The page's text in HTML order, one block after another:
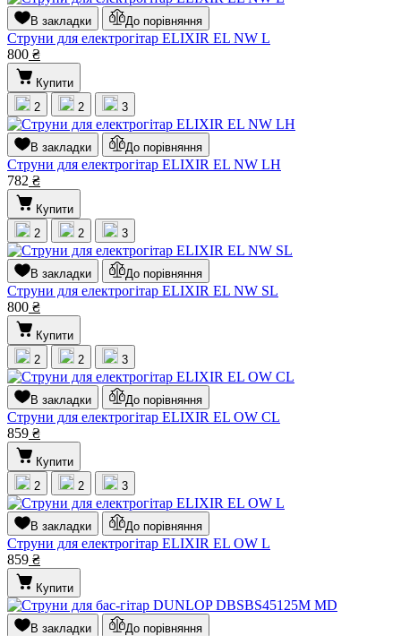
В закладки До порівняння
Струни для електрогітар ELIXIR EL NW L
800 ₴
Купити
2
2 3
В закладки До порівняння
Струни для електрогітар ELIXIR EL NW LH
782 ₴
Купити
2
2 3
В закладки До порівняння
Струни для електрогітар ELIXIR EL NW SL
800 ₴
Купити
2
2 3
В закладки До порівняння
Струни для електрогітар ELIXIR EL OW CL
859 ₴
Купити
2
2 3
В закладки До порівняння
Струни для електрогітар ELIXIR EL OW L
859 ₴
Купити
В закладки До порівняння